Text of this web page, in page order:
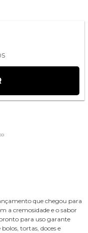
que chegou para
a cremosidade e o sabor
para uso garante
tortas, doces e